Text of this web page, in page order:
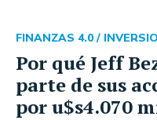
Por qué Jeff
parte de sus
por u$s4.070
FINANZAS 4.0 /